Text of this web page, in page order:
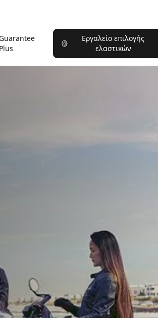
Plus
Εργαλείο επιλογής
ελαστικών